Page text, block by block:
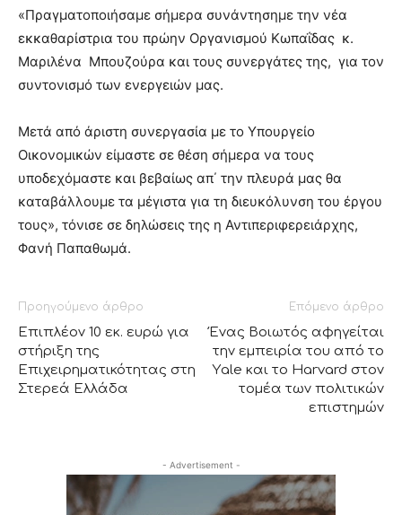
«Πραγματοποιήσαμε σήμερα συνάντησημε την νέα
εκκαθαρίστρια του πρώην Οργανισμού Κωπαΐδας κ.
Μαριλένα Μπουζούρα και τους συνεργάτες της, για τον
συντονισμό των ενεργειών μας.
Μετά από άριστη συνεργασία με το Υπουργείο
Οικονομικών είμαστε σε θέση σήμερα να τους
υποδεχόμαστε και βεβαίως απ΄ την πλευρά μας θα
καταβάλλουμε τα μέγιστα για τη διευκόλυνση του έργου
τους», τόνισε σε δηλώσεις της η Αντιπεριφερειάρχης,
Φανή Παπαθωμά.
Προηγούμενο άρθρο
Επιπλέον 10 εκ. ευρώ για
στήριξη της
Επιχειρηματικότητας στη
Στερεά Ελλάδα
Επόμενο άρθρο
Ένας Βοιωτός αφηγείται
την εμπειρία του από το
Υale και το Ηarvard στον
τομέα των πολιτικών
επιστημών
- Advertisement -